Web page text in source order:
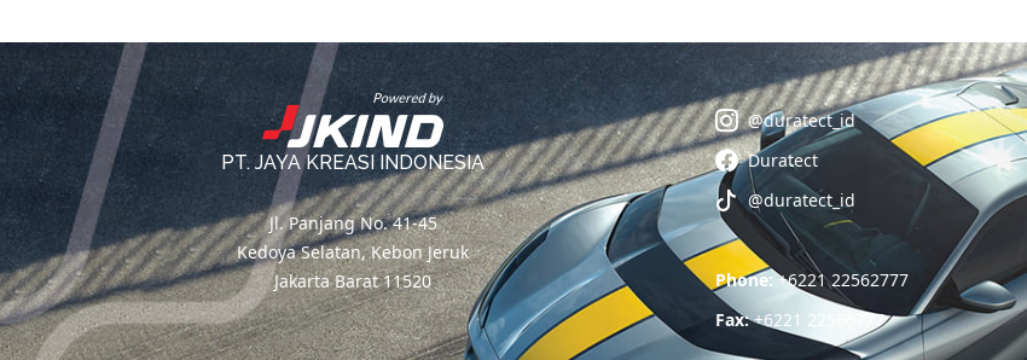
PT. JAYA KREASI INDONESIA
Jl. Panjang No. 41-45
Kedoya Selatan, Kebon Jeruk
Jakarta Barat 11520
@duratect_id
Duratect
@duratect_id
Phone:+6221 22562777
Fax:+6221 22566777